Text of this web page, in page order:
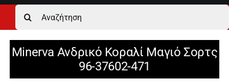
Αρχική
Ανδρικά
Αναζήτηση
για:
Minerva Ανδρικό Κοραλί Μαγιό Σορτς
96-37602-471